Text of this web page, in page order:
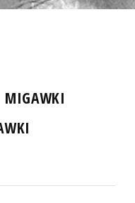
MIGAWKI